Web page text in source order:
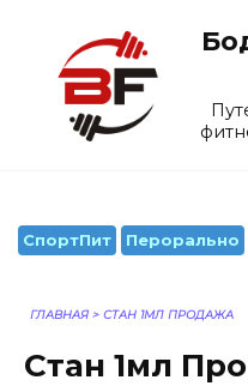
содержанию
СпортПит Перорально
ГЛАВНАЯ > СТАН 1МЛ ПРОДАЖА
Стан 1мл